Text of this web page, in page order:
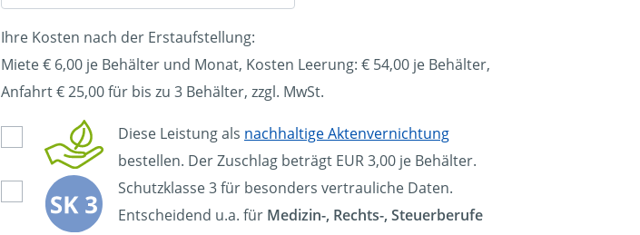
Ihre Kosten nach der Erstaufstellung:
Miete € 6,00 je Behälter und Monat, Kosten Leerung: € 54,00 je Behälter,
Anfahrt € 25,00 für bis zu 3 Behälter, zzgl. MwSt.
Diese Leistung als nachhaltige Aktenvernichtung
bestellen. Der Zuschlag beträgt EUR 3,00 je Behälter.
Schutzklasse 3 für besonders vertrauliche Daten.
Entscheidend u.a. für Medizin-, Rechts-, Steuerberufe